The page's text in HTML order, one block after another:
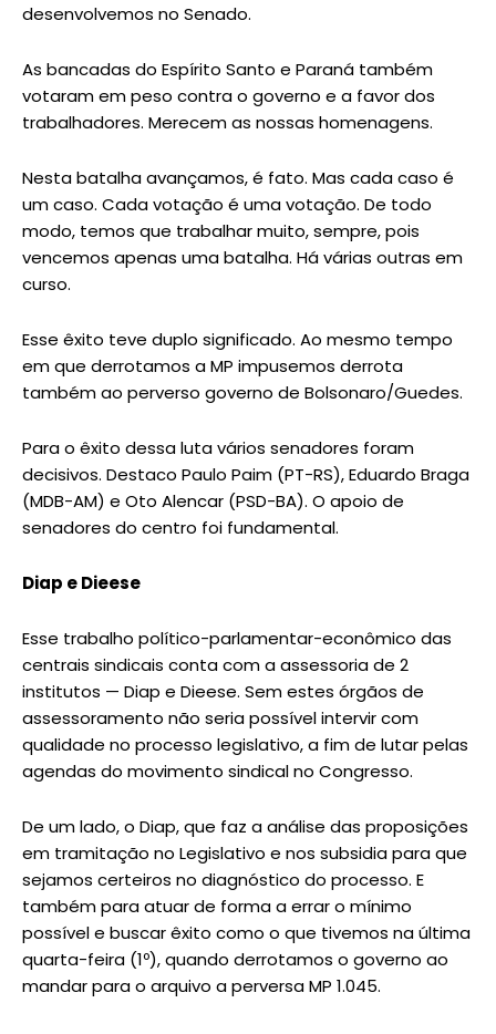
desenvolvemos no Senado.
As bancadas do Espírito Santo e Paraná também
votaram em peso contra o governo e a favor dos
trabalhadores. Merecem as nossas homenagens.
Nesta batalha avançamos, é fato. Mas cada caso é
um caso. Cada votação é uma votação. De todo
modo, temos que trabalhar muito, sempre, pois
vencemos apenas uma batalha. Há várias outras em
curso.
Esse êxito teve duplo significado. Ao mesmo tempo
em que derrotamos a MP impusemos derrota
também ao perverso governo de Bolsonaro/Guedes.
Para o êxito dessa luta vários senadores foram
decisivos. Destaco Paulo Paim (PT-RS), Eduardo Braga
(MDB-AM) e Oto Alencar (PSD-BA). O apoio de
senadores do centro foi fundamental.
Diap e Dieese
Esse trabalho político-parlamentar-econômico das
centrais sindicais conta com a assessoria de 2
institutos — Diap e Dieese. Sem estes órgãos de
assessoramento não seria possível intervir com
qualidade no processo legislativo, a fim de lutar pelas
agendas do movimento sindical no Congresso.
De um lado, o Diap, que faz a análise das proposições
em tramitação no Legislativo e nos subsidia para que
sejamos certeiros no diagnóstico do processo. E
também para atuar de forma a errar o mínimo
possível e buscar êxito como o que tivemos na última
quarta-feira (1º), quando derrotamos o governo ao
mandar para o arquivo a perversa MP 1.045.